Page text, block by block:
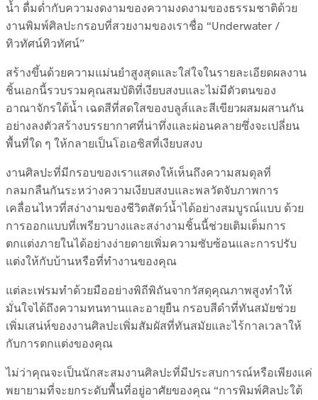
น้ำ ดื่มด่ำกับความงดงามของความงดงามของธรรมชาติด้วย
งานพิมพ์ศิลปะกรอบที่สวยงามของเราชื่อ “Underwater /
ทิวทัศน์ทิวทัศน์”
สร้างขึ้นด้วยความแม่นยำสูงสุดและใส่ใจในรายละเอียดผลงาน
ชิ้นเอกนี้รวบรวมคุณสมบัติที่เงียบสงบและไม่มีตัวตนของ
อาณาจักรใต้น้ำ เฉดสีที่สดใสของบลูส์และสีเขียวผสมผสานกัน
อย่างลงตัวสร้างบรรยากาศที่น่าทึ่งและผ่อนคลายซึ่งจะเปลี่ยน
พื้นที่ใด ๆ ให้กลายเป็นโอเอซิสที่เงียบสงบ
งานศิลปะที่มีกรอบของเราแสดงให้เห็นถึงความสมดุลที่
กลมกลืนกันระหว่างความเงียบสงบและพลวัตจับภาพการ
เคลื่อนไหวที่สง่างามของชีวิตสัตว์น้ำได้อย่างสมบูรณ์แบบ ด้วย
การออกแบบที่เพรียวบางและสง่างามชิ้นนี้ช่วยเติมเต็มการ
ตกแต่งภายในได้อย่างง่ายดายเพิ่มความซับซ้อนและการปรับ
แต่งให้กับบ้านหรือที่ทำงานของคุณ
แต่ละเฟรมทำด้วยมืออย่างพิถีพิถันจากวัสดุคุณภาพสูงทำให้
มั่นใจได้ถึงความทนทานและอายุยืน กรอบสีดำที่ทันสมัยช่วย
เพิ่มเสน่ห์ของงานศิลปะเพิ่มสัมผัสที่ทันสมัยและไร้กาลเวลาให้
กับการตกแต่งของคุณ
ไม่ว่าคุณจะเป็นนักสะสมงานศิลปะที่มีประสบการณ์หรือเพียงแค่
พยายามที่จะยกระดับพื้นที่อยู่อาศัยของคุณ “การพิมพ์ศิลปะใต้